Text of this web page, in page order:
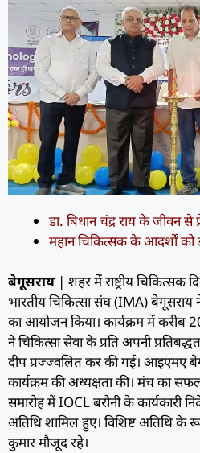
डा. बिधान चंद्र राय के जीवन से
महान चिकित्सक के आदर्शों को
बेगूसराय | शहर में राष्ट्रीय
भारतीय चिकित्सा संघ (IMA)
का आयोजन किया। कार्यक्रम में करीब
ने चिकित्सा सेवा के प्रति अपनी
दीप प्रज्ज्वलित कर की गई। आइएमए
कार्यक्रम की अध्यक्षता की। मंच का
समारोह में IOCL बरौनी के कार्यकारी
अतिथि शामिल हुए। विशिष्ट अतिथि
कुमार मौजूद रहे।